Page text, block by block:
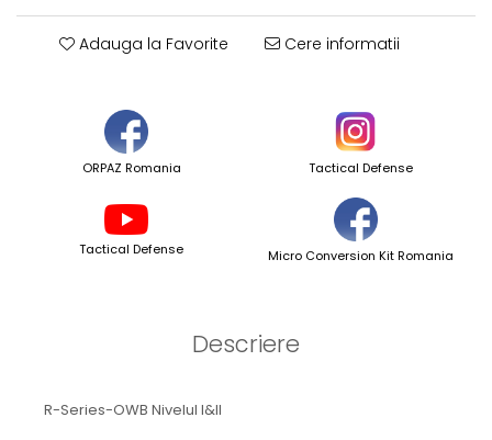
Adauga la Favorite Cere informatii
ORPAZ Romania Tactical Defense
Tactical Defense Micro Conversion Kit Romania
Descriere
R-Series-OWB Nivelul I&II